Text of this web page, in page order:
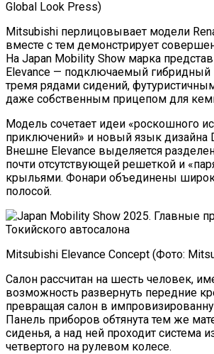
Global Look Press)
Mitsubishi перлицовывает модели
вместе с тем демонстрирует
На Japan Mobility Show марка
Elevance — подключаемый
тремя рядами сидений,
даже собственным прицепом для
Модель сочетает идеи «роскошного
приключений» и новый язык дизайна
Внешне Elevance выделяется
почти отсутствующей решеткой и
крыльями. Фонари объединены
полосой.
Mitsubishi Elevance Concept (Фото:
Салон рассчитан на шесть человек,
возможность развернуть передние
превращая салон в
Панель приборов обтянута тем же
сиденья, а над ней проходит система
четвертого на рулевом колесе.